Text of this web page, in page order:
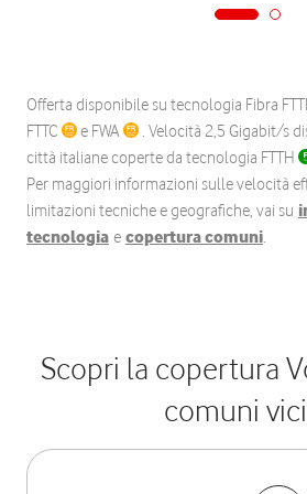
Offerta disponibile su tecnologia Fibra
FTTC
e FWA
. Velocità 2,5 Gigabit/s
città italiane coperte da tecnologia FTTH
Per maggiori informazioni sulle velocità
limitazioni tecniche e geografiche, vai su
tecnologia e copertura comuni.
Scopri la copertura
comuni